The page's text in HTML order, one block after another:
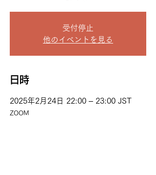
受付停止
他のイベントを見る
日時
2025年2月24日 22:00 – 23:00 JST
ZOOM